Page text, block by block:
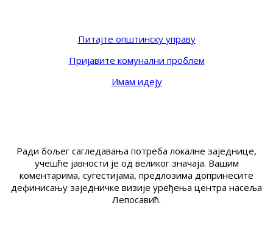
Питајте општинску управу
Пријавите комунални проблем
Имам идеју
Ради бољег сагледавања потреба локалне заједнице,
учешће јавности је од великог значаја. Вашим
коментарима, сугестијама, предлозима допринесите
дефинисању заједничке визије уређења центра насеља
Лепосавић.